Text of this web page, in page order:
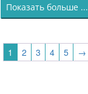
Показать больше ...
1 2 3 4 5 →